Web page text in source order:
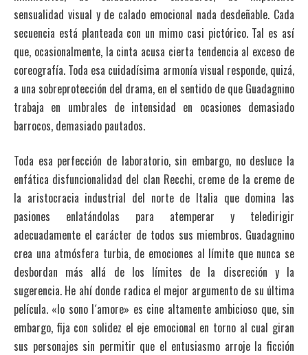
sensualidad visual y de calado emocional nada desdeñable. Cada
secuencia está planteada con un mimo casi pictórico. Tal es así
que, ocasionalmente, la cinta acusa cierta tendencia al exceso de
coreografía. Toda esa cuidadísima armonía visual responde, quizá,
a una sobreprotección del drama, en el sentido de que Guadagnino
trabaja en umbrales de intensidad en ocasiones demasiado
barrocos, demasiado pautados.
Toda esa perfección de laboratorio, sin embargo, no desluce la
enfática disfuncionalidad del clan Recchi, creme de la creme de
la aristocracia industrial del norte de Italia que domina las
pasiones enlatándolas para atemperar y teledirigir
adecuadamente el carácter de todos sus miembros. Guadagnino
crea una atmósfera turbia, de emociones al límite que nunca se
desbordan más allá de los límites de la discreción y la
sugerencia. He ahí donde radica el mejor argumento de su última
película. «Io sono l´amore» es cine altamente ambicioso que, sin
embargo, fija con solidez el eje emocional en torno al cual giran
sus personajes sin permitir que el entusiasmo arroje la ficción